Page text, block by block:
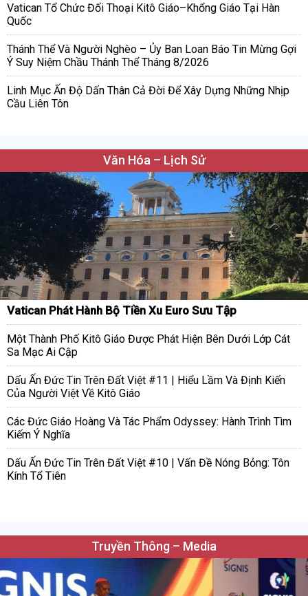
Vatican Tổ Chức Đối Thoại Kitô Giáo–Khổng Giáo Tại Hàn
Quốc
Thánh Thể Và Người Nghèo – Ủy Ban Loan Báo Tin Mừng Gợi
Ý Suy Niệm Chầu Thánh Thể Tháng 8/2026
Linh Mục Ấn Độ Dấn Thân Cả Đời Để Xây Dựng Những Nhịp
Cầu Liên Tôn
Văn Hóa – Lịch Sử
Vatican Phát Hành Bộ Tiền Xu Euro Sưu Tập
Một Thành Phố Kitô Giáo Được Phát Hiện Bên Dưới Lớp Cát
Sa Mạc Ai Cập
Dấu Ấn Đức Tin Trên Đất Việt #11 | Hiểu Lầm Và Định Kiến
Của Người Việt Về Kitô Giáo
Các Đức Giáo Hoàng Và Tác Phẩm Odyssey: Hành Trình Tìm
Kiếm Ý Nghĩa
Dấu Ấn Đức Tin Trên Đất Việt #10 | Vấn Đề Nóng Bỏng: Tôn
Kính Tổ Tiên
Truyền Thông – Media